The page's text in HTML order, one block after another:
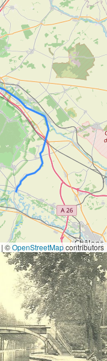
| ©OpenStreetMapcontributors